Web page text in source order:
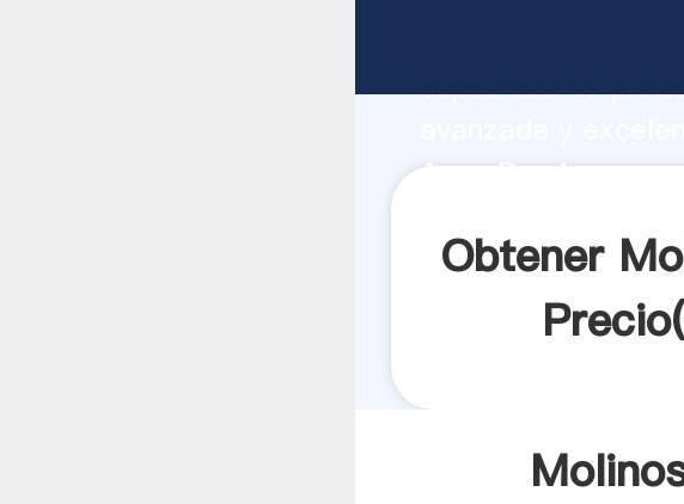
capacidad de
Agua Precios
Obtener